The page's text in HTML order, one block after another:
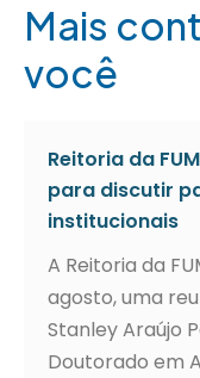
Mais
você
Reitoria da
para discutir
institucionais
A Reitoria da
agosto, uma
Stanley Araújo
Doutorado em